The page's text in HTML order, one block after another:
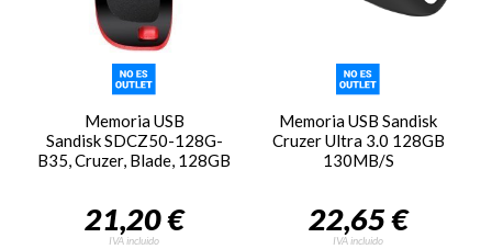
Memoria USB
Sandisk SDCZ50-128G-
B35, Cruzer, Blade, 128GB
21,20 €
IVA incluido
Memoria USB Sandisk
Cruzer Ultra 3.0 128GB
130MB/S
22,65 €
IVA incluido